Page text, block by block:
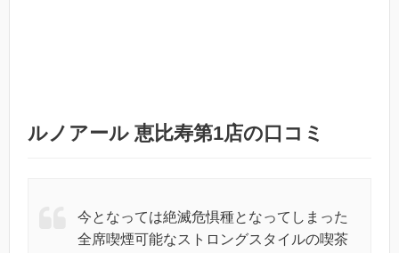
ルノアール 恵比寿第1店の口コミ
今となっては絶滅危惧種となってしまった
全席喫煙可能なストロングスタイルの喫茶